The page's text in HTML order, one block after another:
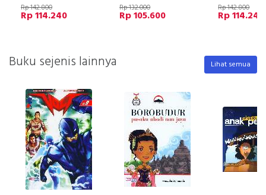
Rp 142.800
Rp 114.240
Rp 132.000
Rp 105.600
Rp 142.800
Rp 114.240
Buku sejenis lainnya Lihat semua